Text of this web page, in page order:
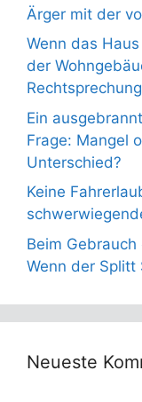
Ärger mit der
Wenn das
der
Ein
Frage: Mangel
Unterschied?
Keine
Beim
Wenn der
Neueste